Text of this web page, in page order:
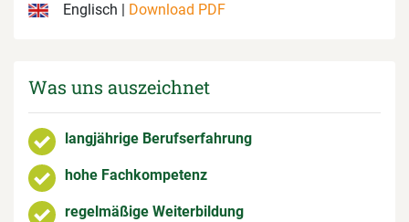
Englisch |
Download PDF
Was uns auszeichnet
langjährige Berufserfahrung
hohe Fachkompetenz
regelmäßige Weiterbildung